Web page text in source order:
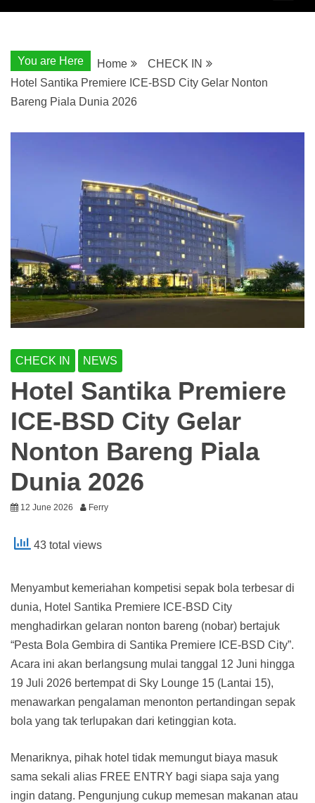
You are Here Home
CHECK IN
Hotel Santika Premiere ICE-BSD City Gelar Nonton
Bareng Piala Dunia 2026
CHECK IN NEWS
Hotel Santika Premiere
ICE-BSD City Gelar
Nonton Bareng Piala
Dunia 2026
12 June 2026 Ferry
43 total views
Menyambut kemeriahan kompetisi sepak bola terbesar di
dunia, Hotel Santika Premiere ICE-BSD City
menghadirkan gelaran nonton bareng (nobar) bertajuk
“Pesta Bola Gembira di Santika Premiere ICE-BSD City”.
Acara ini akan berlangsung mulai tanggal 12 Juni hingga
19 Juli 2026 bertempat di Sky Lounge 15 (Lantai 15),
menawarkan pengalaman menonton pertandingan sepak
bola yang tak terlupakan dari ketinggian kota.
Menariknya, pihak hotel tidak memungut biaya masuk
sama sekali alias FREE ENTRY bagi siapa saja yang
ingin datang. Pengunjung cukup memesan makanan atau